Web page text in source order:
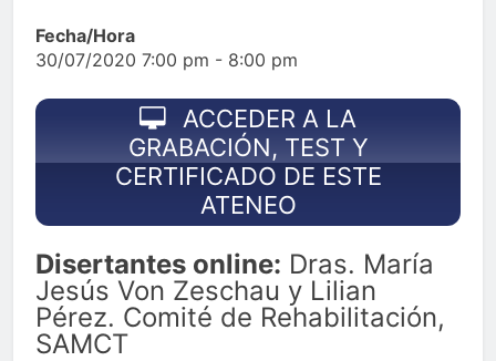
Fecha/Hora
30/07/2020 7:00 pm - 8:00 pm
ACCEDER A LA
GRABACIÓN, TEST Y
CERTIFICADO DE ESTE
ATENEO
Disertantes online: Dras. María
Jesús Von Zeschau y Lilian
Pérez. Comité de Rehabilitación,
SAMCT